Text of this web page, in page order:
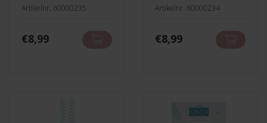
Artikelnr. 60000235
€8,99
Artikelnr. 60000234
€8,99